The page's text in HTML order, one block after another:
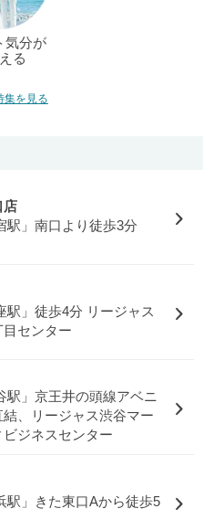
気分が
る
集を見る
店
駅」南口より徒歩3分
駅」徒歩4分 リージャス
センター
駅」京王井の頭線アベニ
結、リージャス渋谷マー
ビジネスセンター
駅」きた東口Aから徒歩5